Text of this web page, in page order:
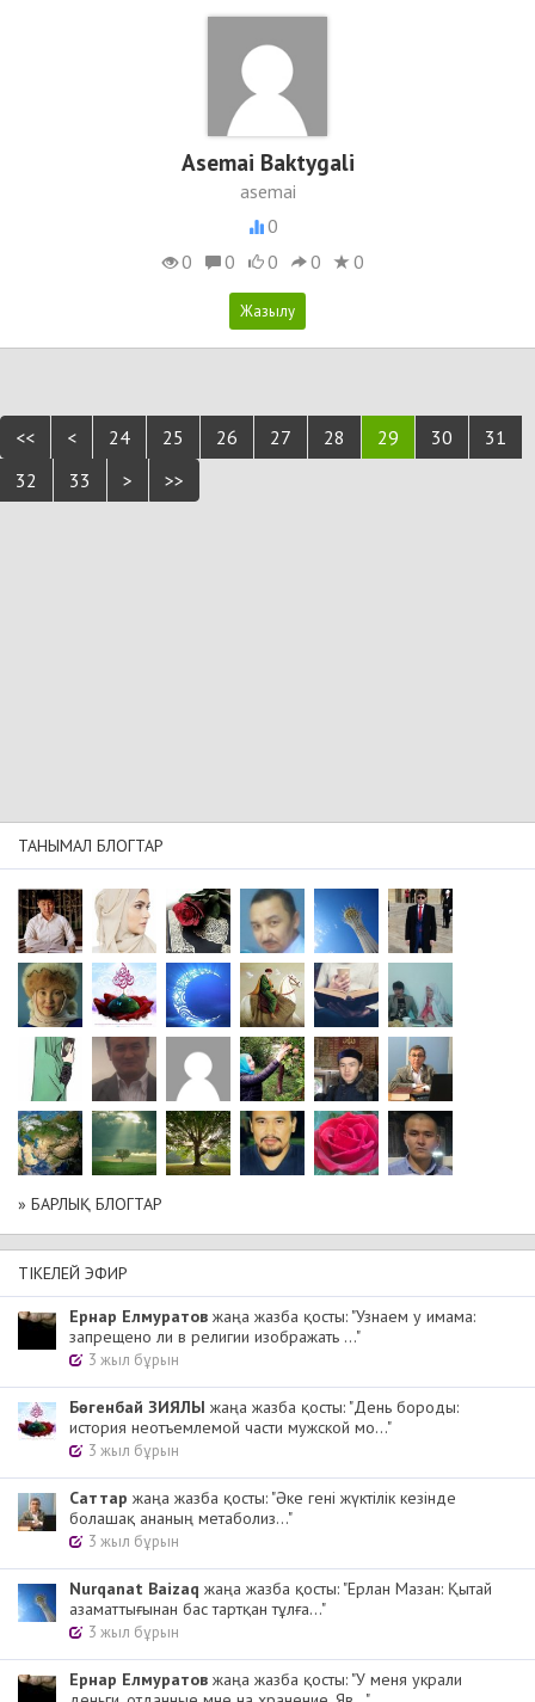
Asemai Baktygali
asemai
0
0
0 0 0 0
<< < 24 25 26 27 28 29 30
31
32
33 > >>
ТАНЫМАЛ БЛОГТАР
» БАРЛЫҚ БЛОГТАР
ТІКЕЛЕЙ ЭФИР
Ернар Елмуратов жаңа жазба қосты: "Узнаем у имама:
запрещено ли в религии изображать ..."
3 жыл бұрын
Бөгенбай ЗИЯЛЫ жаңа жазба қосты: "День бороды:
история неотъемлемой части мужской мо..."
3 жыл бұрын
Cаттар жаңа жазба қосты: "Әке гені жүктілік кезінде
болашақ ананың метаболиз..."
3 жыл бұрын
Nurqanat Baizaq жаңа жазба қосты: "Ерлан Мазан: Қытай
азаматтығынан бас тартқан тұлға..."
3 жыл бұрын
Ернар Елмуратов жаңа жазба қосты: "У меня украли